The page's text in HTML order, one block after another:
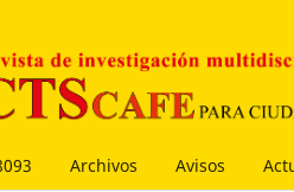
Archivos Avisos